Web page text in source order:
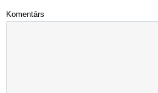
Komentārs